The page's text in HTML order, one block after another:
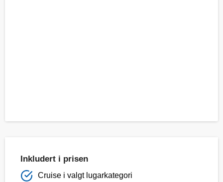
Inkludert i prisen
Cruise i valgt lugarkategori